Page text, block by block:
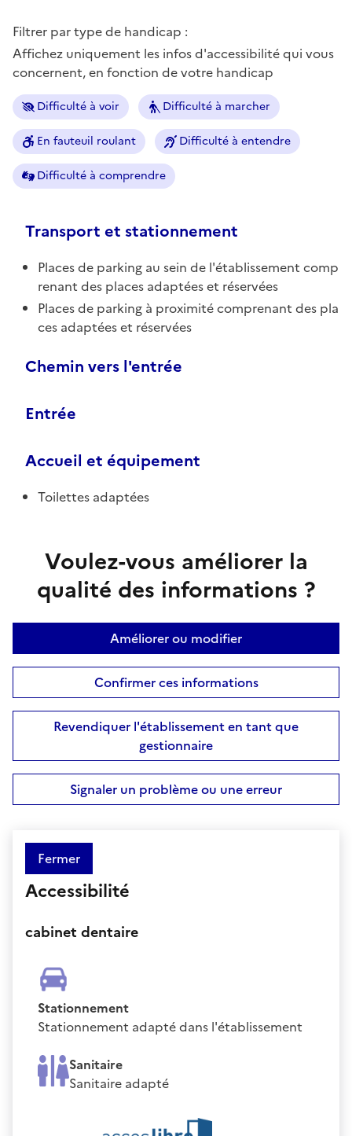
Filtrer par type de handicap :
Affichez uniquement les infos d'accessibilité qui vous
concernent, en fonction de votre handicap
Difficulté à voir Difficulté à marcher
En fauteuil roulant Difficulté à entendre
Difficulté à comprendre
Transport et stationnement
Places de parking au sein de l'établissement comp
renant des places adaptées et réservées
Places de parking à proximité comprenant des pla
ces adaptées et réservées
Chemin vers l'entrée
Entrée
Accueil et équipement
Toilettes adaptées
Voulez-vous améliorer la
qualité des informations ?
Améliorer ou modifier
Confirmer ces informations
Revendiquer l'établissement en tant que
gestionnaire
Signaler un problème ou une erreur
Fermer
Accessibilité
cabinet dentaire
Stationnement
Stationnement adapté dans l'établissement
Sanitaire
Sanitaire adapté